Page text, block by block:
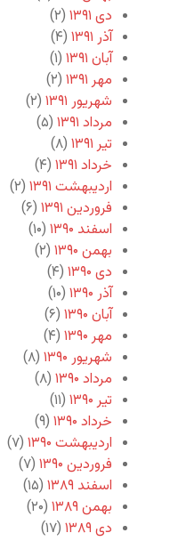
دی ۱۳۹۱
(۲)
آذر ۱۳۹۱
(۴)
آبان ۱۳۹۱
(۱)
مهر ۱۳۹۱
(۲)
شهریور ۱۳۹۱
(۲)
مرداد ۱۳۹۱
(۵)
تیر ۱۳۹۱
(۸)
خرداد ۱۳۹۱
(۴)
اردیبهشت ۱۳۹۱
(۲)
فروردین ۱۳۹۱
(۶)
اسفند ۱۳۹۰
(۱۰)
بهمن ۱۳۹۰
(۲)
دی ۱۳۹۰
(۴)
آذر ۱۳۹۰
(۱۰)
آبان ۱۳۹۰
(۶)
مهر ۱۳۹۰
(۴)
شهریور ۱۳۹۰
(۸)
مرداد ۱۳۹۰
(۸)
تیر ۱۳۹۰
(۱۱)
خرداد ۱۳۹۰
(۹)
اردیبهشت ۱۳۹۰
(۷)
فروردین ۱۳۹۰
(۷)
اسفند ۱۳۸۹
(۱۵)
بهمن ۱۳۸۹
(۲۰)
دی ۱۳۸۹
(۱۷)